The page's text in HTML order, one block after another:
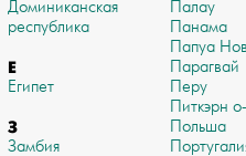
Доминиканская
республика
Е
Египет
З
Замбия
Палау
Панама
Папуа
Парагвай
Перу
Питкэрн
Польша